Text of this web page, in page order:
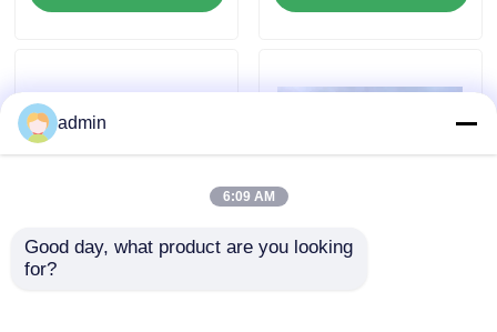
Kontakt mit uns
Straßenbaumaschinen
Gebrauchtes
admin
6:09 AM
Good day, what product are you looking
for?